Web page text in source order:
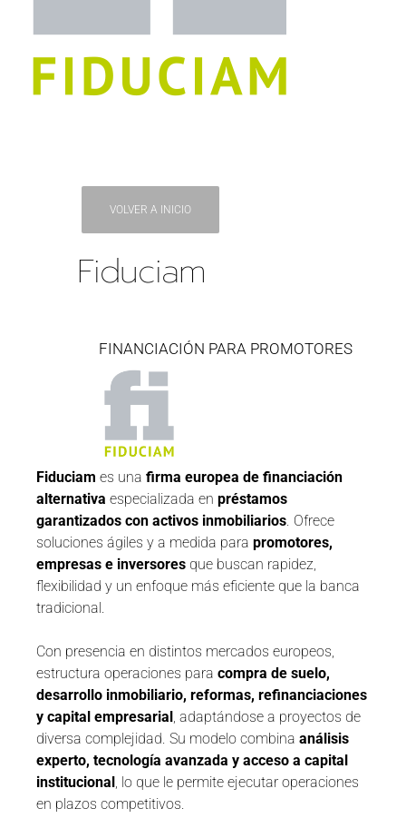
VOLVER A INICIO
Fiduciam
FINANCIACIÓN PARA PROMOTORES
Fiduciam es una firma europea de financiación
alternativa especializada en préstamos
garantizados con activos inmobiliarios. Ofrece
soluciones ágiles y a medida para promotores,
empresas e inversores que buscan rapidez,
flexibilidad y un enfoque más eficiente que la banca
tradicional.
Con presencia en distintos mercados europeos,
estructura operaciones para compra de suelo,
desarrollo inmobiliario, reformas, refinanciaciones
y capital empresarial , adaptándose a proyectos de
diversa complejidad. Su modelo combina análisis
experto, tecnología avanzada y acceso a capital
institucional , lo que le permite ejecutar operaciones
en plazos competitivos.